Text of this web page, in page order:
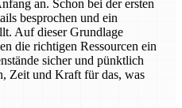
an. Schon bei der ersten
besprochen und ein
Auf dieser Grundlage
die richtigen Ressourcen ein
sicher und pünktlich
Zeit und Kraft für das, was